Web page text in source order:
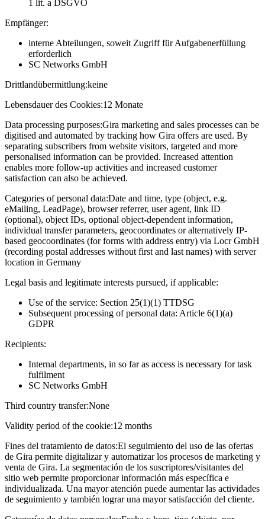
1 lit. a DSGVO
Empfänger:
interne Abteilungen, soweit Zugriff für Aufgabenerfüllung
erforderlich
SC Networks GmbH
Drittlandübermittlung:keine
Lebensdauer des Cookies:12 Monate
Data processing purposes:Gira marketing and sales processes can be
digitised and automated by tracking how Gira offers are used. By
separating subscribers from website visitors, targeted and more
personalised information can be provided. Increased attention
enables more follow-up activities and increased customer
satisfaction can also be achieved.
Categories of personal data:Date and time, type (object, e.g.
eMailing, LeadPage), browser referrer, user agent, link ID
(optional), object IDs, optional object-dependent information,
individual transfer parameters, geocoordinates or alternatively IP-
based geocoordinates (for forms with address entry) via Locr GmbH
(recording postal addresses without first and last names) with server
location in Germany
Legal basis and legitimate interests pursued, if applicable:
Use of the service: Section 25(1)(1) TTDSG
Subsequent processing of personal data: Article 6(1)(a)
GDPR
Recipients:
Internal departments, in so far as access is necessary for task
fulfilment
SC Networks GmbH
Third country transfer:None
Validity period of the cookie:12 months
Fines del tratamiento de datos:El seguimiento del uso de las ofertas
de Gira permite digitalizar y automatizar los procesos de marketing y
venta de Gira. La segmentación de los suscriptores/visitantes del
sitio web permite proporcionar información más específica e
individualizada. Una mayor atención puede aumentar las actividades
de seguimiento y también lograr una mayor satisfacción del cliente.